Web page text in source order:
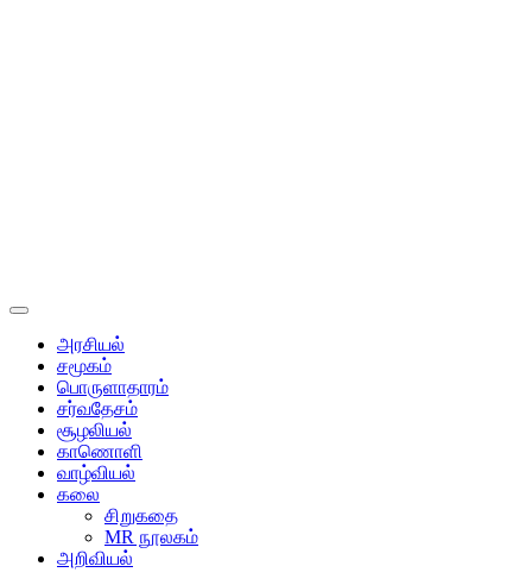
அரசியல்
சமூகம்
பொருளாதாரம்
சர்வதேசம்
சூழலியல்
காணொளி
வாழ்வியல்
கலை
சிறுகதை
MR நூலகம்
அறிவியல்